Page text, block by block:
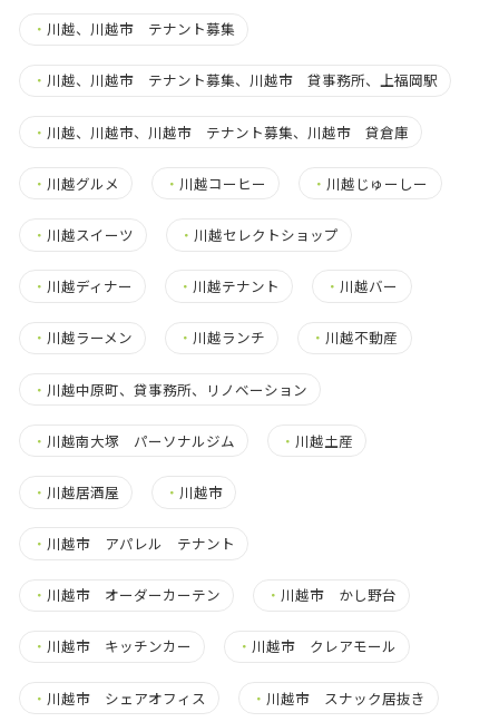
・ 川越、川越市 テナント募集
・ 川越、川越市 テナント募集、川越市 貸事務所、上福岡駅
・ 川越、川越市、川越市 テナント募集、川越市 貸倉庫
・ 川越グルメ ・ 川越コーヒー ・ 川越じゅーしー
・ 川越スイーツ ・ 川越セレクトショップ
・ 川越ディナー ・ 川越テナント ・ 川越バー
・ 川越ラーメン ・ 川越ランチ ・ 川越不動産
・ 川越中原町、貸事務所、リノベーション
・ 川越南大塚 パーソナルジム ・ 川越土産
・ 川越居酒屋 ・ 川越市
・ 川越市 アパレル テナント
・ 川越市 オーダーカーテン ・ 川越市 かし野台
・ 川越市 キッチンカー ・ 川越市 クレアモール
・ 川越市 シェアオフィス ・ 川越市 スナック居抜き